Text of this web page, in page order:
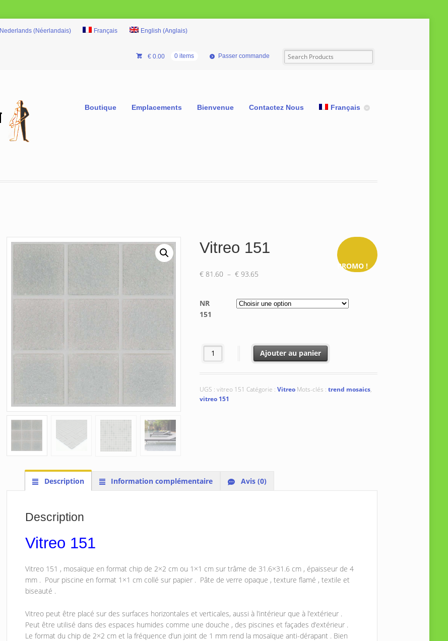
Nederlands(Néerlandais) Français English (Anglais)
€0.00 0 items Passer commande
Boutique Emplacements Bienvenue Contactez Nous Français
PROMO !
Vitreo 151
€81.60 – €93.65Plage
€ 81.60
NR
151
quantité de Vitreo 151Ajouter au panier
UGS : vitreo 151 Catégorie : Vitreo Mots-clés : trend mosaics,
vitreo 151
Description Information complémentaire Avis (0)
Description
Vitreo 151
Vitreo 151 , mosaïque en format chip de 2×2 cm ou 1×1 cm sur trâme de 31.6×31.6 cm , épaisseur de 4
mm . Pour piscine en format 1×1 cm collé sur papier . Pâte de verre opaque , texture flamé , textile et
biseauté .
Vitreo peut être placé sur des surfaces horizontales et verticales, aussi à l’intérieur que à l’extérieur .
Peut être utilisé dans des espaces humides comme une douche , des piscines et façades d’extérieur .
Le format du chip de 2×2 cm et la fréquence d’un joint de 1 mm rend la mosaïque anti-dérapant . Bien